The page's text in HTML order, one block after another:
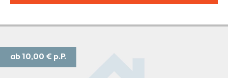
ab 10,00 € p.P.